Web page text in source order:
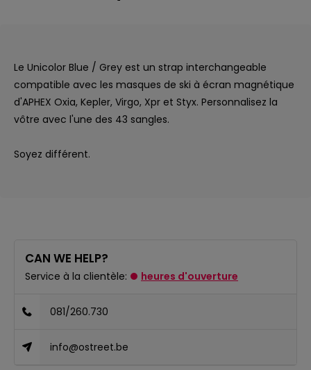
Le Unicolor Blue / Grey est un strap interchangeable
compatible avec les masques de ski à écran magnétique
d'APHEX Oxia, Kepler, Virgo, Xpr et Styx. Personnalisez la
vôtre avec l'une des 43 sangles.
Soyez différent.
CAN WE HELP?
Service à la clientèle: heures d'ouverture
081/260.730
info@ostreet.be